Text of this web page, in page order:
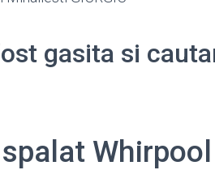
gasita si
Whirpool